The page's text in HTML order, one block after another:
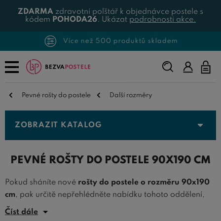
ZDARMA zdravotní polštář k objednávce postele s
kódem POHODA26. Ukázat podrobnosti akce.
Více než 500 produktů skladem
Napište,
co
Pevné rošty do postele Další rozměry
ZOBRAZIT KATALOG
PEVNÉ ROŠTY DO POSTELE 90X190 CM
Pokud sháníte nové rošty do postele o rozměru 90x190
cm, pak určitě nepřehlédněte nabídku tohoto oddělení,
kde nabízíme
Číst dále